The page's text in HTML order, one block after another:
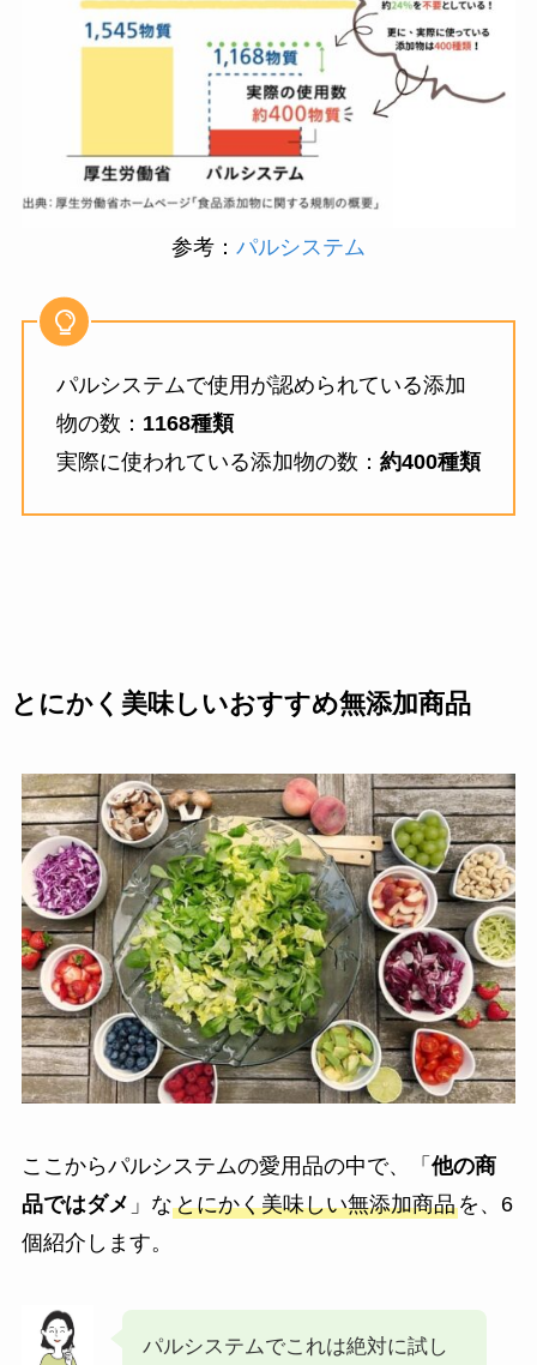
参考： パルシステム
パルシステムで使用が認められている添加
物の数： 1168種類
実際に使われている添加物の数： 約400種類
とにかく美味しいおすすめ無添加商品
ここからパルシステムの愛用品の中で、「 他の商
品ではダメ 」なとにかく美味しい無添加商品を、6
個紹介します。
パルシステムでこれは絶対に試し